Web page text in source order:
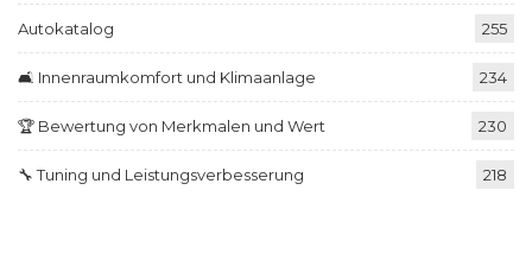
Autokatalog 255
🛋️ Innenraumkomfort und Klimaanlage 234
🏆 Bewertung von Merkmalen und Wert 230
🔧 Tuning und Leistungsverbesserung 218